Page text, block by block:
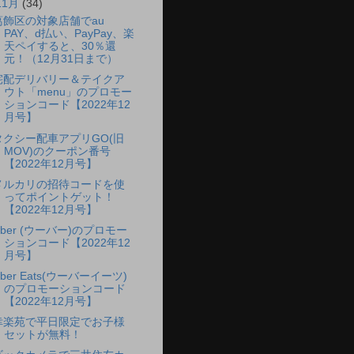
月 (34)
飾区の対象店舗でau
PAY、d払い、PayPay、楽
天ペイすると、30％還
元！（12月31日まで）
配デリバリー＆テイクア
ウト「menu」のプロモー
ションコード【2022年12
月号】
クシー配車アプリGO(旧
MOV)のクーポン番号
【2022年12月号】
ルカリの招待コードを使
ってポイントゲット！
【2022年12月号】
(ウーバー)のプロモー
ションコード【2022年12
月号】
Eats(ウーバーイーツ)
のプロモーションコード
【2022年12月号】
楽苑で平日限定でお子様
セットが無料！